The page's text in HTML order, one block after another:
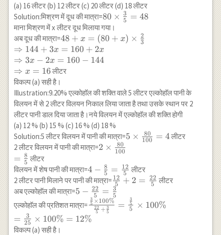
(a) 16 लीटर (b) 12 लीटर (c) 20 लीटर (d) 18 लीटर
Solution:मिश्रण में दूध की मात्रा=80
\times
\frac{3}
{5}=48
80 × 5
3 = 48
माना मिश्रण में x लीटर दूध मिलाया गया।
अब दूध की मात्रा=48+x=
(80+x)
\times
\frac{2}{3}
\Rightarrow
144+3
x=160+2 x
\\
\Rightarrow
3 x-2
x=160-144
\Rightarrow
x=16
48 + x = (80 + x) × 3
2
⇒ 144 + 3x = 160 + 2x
⇒ 3x − 2x = 160 − 144
⇒ x = 16लीटर
विकल्प (a) सही है।
Illustration:9.20% एल्कोहाॅल की शक्ति वाले 5 लीटर एल्कोहाॅल पानी के
विलयन में से 2 लीटर विलयन निकाल लिया जाता है तथा उसके स्थान पर 2
लीटर पानी डाल दिया जाता है।नये विलयन में एल्कोहाॅल की शक्ति होगी
(a) 12 % (b) 15 % (c) 16 % (d) 18 %
Solution:5 लीटर विलयन में पानी की मात्रा=5 \times
5 × 100
80 = 4लीटर
2 लीटर विलयन में पानी की मात्रा=2
{100} \\
=\frac{8}{5}
2 × 100
80
= 5
8 लीटर
विलयन में शेष पानी की मात्रा=4-\frac{8}
{5}=\frac{12}
{5}
4 − 5
8 = 5
12 लीटर
2 लीटर पानी मिलाने पर पानी की मात्रा=\frac{12}
{5}+2=\frac{22}
{5}
5
12 + 2 = 5
22 लीटर
अब एल्कोहाॅल की मात्रा=5-\frac{22}
{5}=\frac{3}
{5}
5 − 5
22 = 5
3
एल्कोहाॅल की प्रतिशत मात्रा=\frac{\frac{3}{5}
\times 100 \%}
{\frac{22}
5
22 + 5
3
5
3 × 100% = 5
5
3
× 100%
= 25
3 × 100% = 12%
विकल्प (a) सही है।